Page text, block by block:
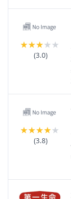
★★★★★
(3.0)
★★★★★
(3.8)